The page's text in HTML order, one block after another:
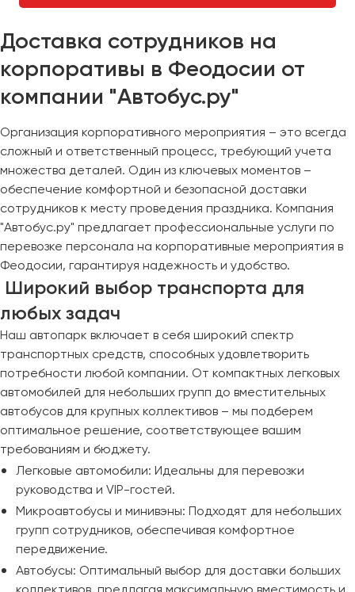
Доставка сотрудников на
корпоративы в Феодосии от
компании "Автобус.ру"
Организация корпоративного мероприятия – это всегда
сложный и ответственный процесс, требующий учета
множества деталей. Один из ключевых моментов –
обеспечение комфортной и безопасной доставки
сотрудников к месту проведения праздника. Компания
"Автобус.ру" предлагает профессиональные услуги по
перевозке персонала на корпоративные мероприятия в
Феодосии, гарантируя надежность и удобство.
Широкий выбор транспорта для
любых задач
Наш автопарк включает в себя широкий спектр
транспортных средств, способных удовлетворить
потребности любой компании. От компактных легковых
автомобилей для небольших групп до вместительных
автобусов для крупных коллективов – мы подберем
оптимальное решение, соответствующее вашим
требованиям и бюджету.
Легковые автомобили: Идеальны для перевозки
руководства и VIP-гостей.
Микроавтобусы и минивэны: Подходят для небольших
групп сотрудников, обеспечивая комфортное
передвижение.
Автобусы: Оптимальный выбор для доставки больших